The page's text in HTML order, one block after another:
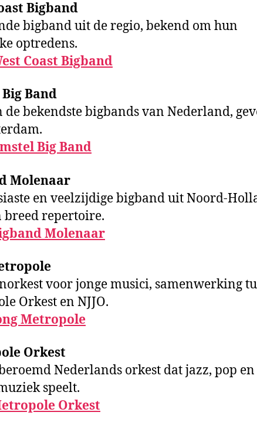
Bigband
bigband uit de regio, bekend om hun
optredens.
Coast Bigband
Band
de bekendste bigbands van Nederland,
Big Band
Molenaar
en veelzijdige bigband uit Noord-
breed repertoire.
Molenaar
voor jonge musici, samenwerking
Orkest en NJJO.
Metropole
Orkest
Nederlands orkest dat jazz, pop en
speelt.
Orkest